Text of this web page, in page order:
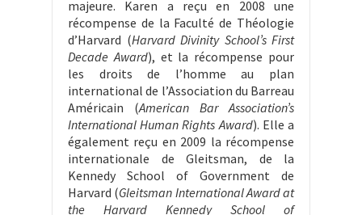
majeure. Karen a reçu en 2008 une
récompense de la Faculté de Théologie
d’Harvard (Harvard Divinity School’s First
Decade Award), et la récompense pour
les droits de l’homme au plan
international de l’Association du Barreau
Américain (American Bar Association’s
International Human Rights Award). Elle a
également reçu en 2009 la récompense
internationale de Gleitsman, de la
Kennedy School of Government de
Harvard (Gleitsman International Award at
the Harvard Kennedy School of